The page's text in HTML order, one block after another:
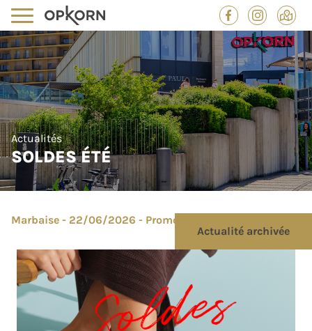
Actualités
SOLDES ÉTÉ
Actualité archivée
Marbaise - 22/06/2026 - Promotion